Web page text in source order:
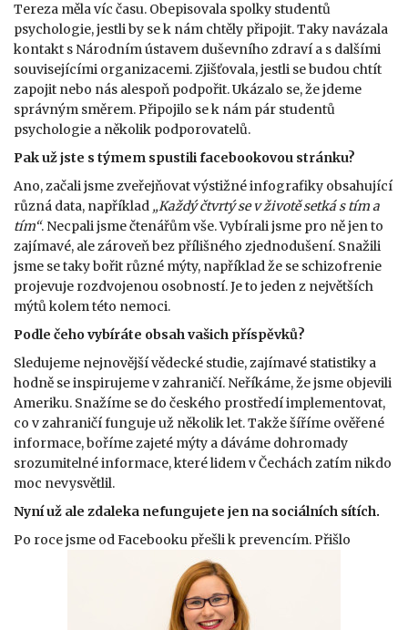
Tereza měla víc času. Obepisovala spolky studentů
psychologie, jestli by se k nám chtěly připojit. Taky navázala
kontakt s Národním ústavem duševního zdraví a s dalšími
souvisejícími organizacemi. Zjišťovala, jestli se budou chtít
zapojit nebo nás alespoň podpořit. Ukázalo se, že jdeme
správným směrem. Připojilo se k nám pár studentů
psychologie a několik podporovatelů.
Pak už jste s týmem spustili facebookovou stránku?
Ano, začali jsme zveřejňovat výstižné infografiky obsahující
různá data, například „Každý čtvrtý se v životě setká s tím a
tím“. Necpali jsme čtenářům vše. Vybírali jsme pro ně jen to
zajímavé, ale zároveň bez přílišného zjednodušení. Snažili
jsme se taky bořit různé mýty, například že se schizofrenie
projevuje rozdvojenou osobností. Je to jeden z největších
mýtů kolem této nemoci.
Podle čeho vybíráte obsah vašich příspěvků?
Sledujeme nejnovější vědecké studie, zajímavé statistiky a
hodně se inspirujeme v zahraničí. Neříkáme, že jsme objevili
Ameriku. Snažíme se do českého prostředí implementovat,
co v zahraničí funguje už několik let. Takže šíříme ověřené
informace, boříme zajeté mýty a dáváme dohromady
srozumitelné informace, které lidem v Čechách zatím nikdo
moc nevysvětlil.
Nyní už ale zdaleka nefungujete jen na sociálních sítích.
Po roce jsme od Facebooku přešli k prevencím. Přišlo